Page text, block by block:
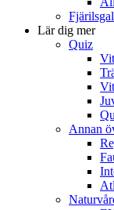
Lär dig mer
Quiz
Annan